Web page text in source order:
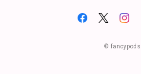
© fancypods